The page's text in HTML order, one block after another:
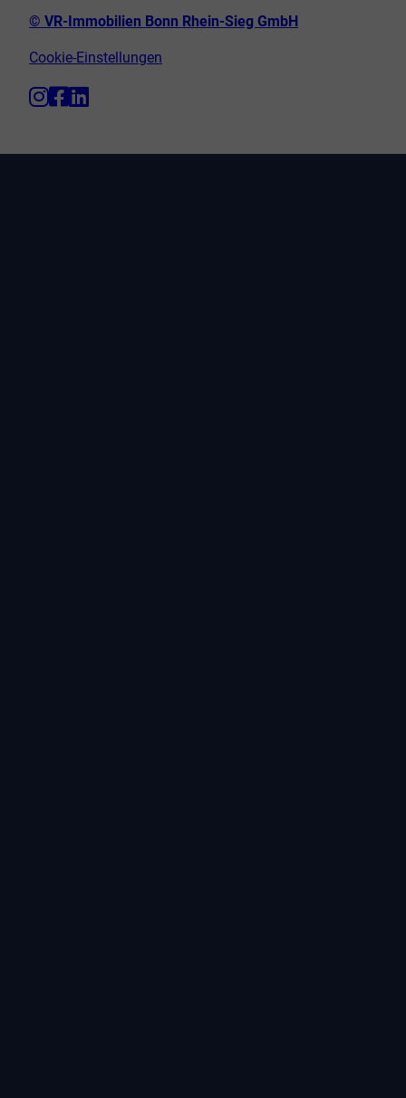
© VR-Immobilien Bonn Rhein-Sieg GmbH
Cookie-Einstellungen